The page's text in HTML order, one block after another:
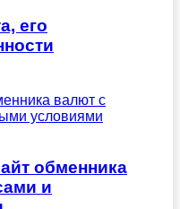
его
валют с
условиями
обменника
и